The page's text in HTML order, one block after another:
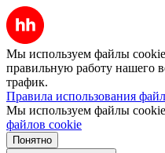
Мы используем файлы
правильную работу нашего
трафик.
Правила использования
Мы используем файлы
файлов cookie
Понятно